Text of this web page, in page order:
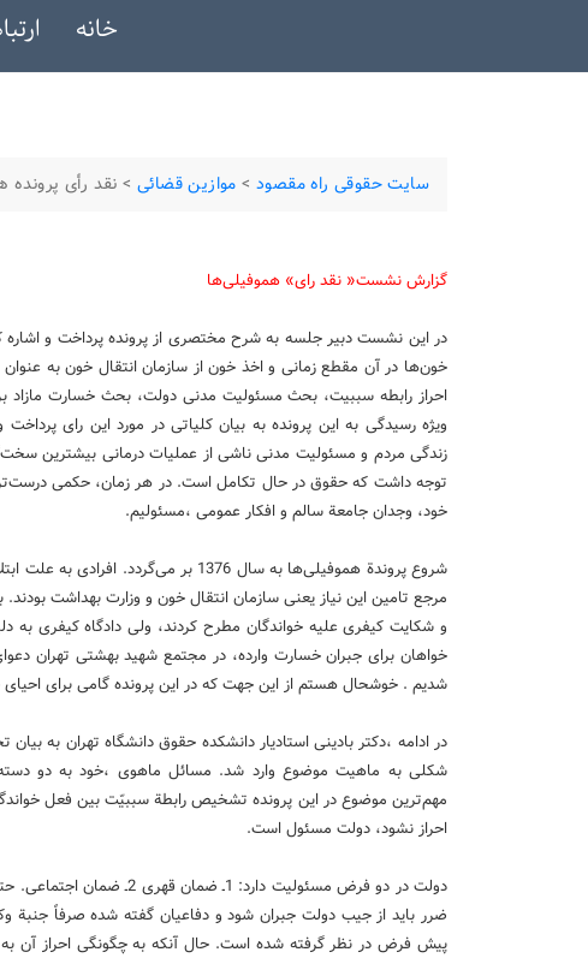
خانه
سایت حقوقی راه مقصود > موازین قضائی > نقد رأی پرونده
گزارش نشست« نقد رای» هموفیلی‌ها
در این نشست دبیر جلسه به شرح مختصری از پرونده پرداخت و
خون‌ها در آن مقطع زمانی و اخذ خون از سازمان انتقال خون به
احراز رابطه سببیت، بحث مسئولیت مدنی دولت، بحث خسارت مازاد
ویژه رسیدگی به این پرونده به بیان كلیاتی در مورد این رای
زندگی مردم و مسئولیت مدنی ناشی از عملیات درمانی بیشترین
توجه داشت كه حقوق در حال تكامل است. در هر زمان، حكمی
خود، وجدان جامعة سالم و افكار عمومی ،مسئولیم.
شروع پروندة هموفیلی‌ها به سال 1376 بر
مرجع تامین این نیاز یعنی سازمان انتقال خون و وزارت بهداشت
و شكایت كیفری علیه خواند‌گان مطرح كردند، ولی دادگاه كیفری
خواهان برای جبران خسارت وارده، در مجتمع شهید بهشتی تهران
شدیم . خوشحال هستم از این جهت كه در این پرونده گامی برای احیای
در ادامه ،دكتر بادینی استادیار دانشكده حقوق دانشگاه تهران به
شكلی به ماهیت موضوع وارد شد. مسائل ماهوی ،خود به دو
مهم‌ترین موضوع در این پرونده تشخیص رابطة سببیّت بین فعل
احراز نشود، دولت مسئول است.
دولت در دو فرض مسئولیت
ضرر باید از جیب دولت جبران شود و دفاعیان گفته شده صرفاً جنبة
پیش فرض در نظر گرفته شده است. حال آنكه به چگونگی احراز آن